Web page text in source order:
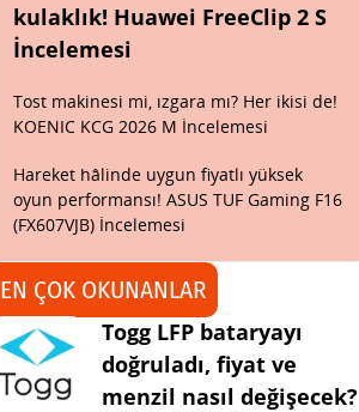
kulaklık! Huawei FreeClip 2 S
İncelemesi
Tost makinesi mi, ızgara mı? Her ikisi de!
KOENIC KCG 2026 M İncelemesi
Hareket hâlinde uygun fiyatlı yüksek
oyun performansı! ASUS TUF Gaming F16
(FX607VJB) İncelemesi
EN ÇOK OKUNANLAR
Togg LFP bataryayı
doğruladı, fiyat ve
menzil nasıl değişecek?